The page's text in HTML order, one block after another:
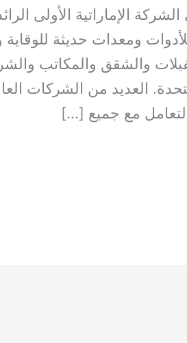
الإماراتية الأولى
ومعدات حديثة
والشقق والمكاتب
العديد من الشركات
مع جميع […]